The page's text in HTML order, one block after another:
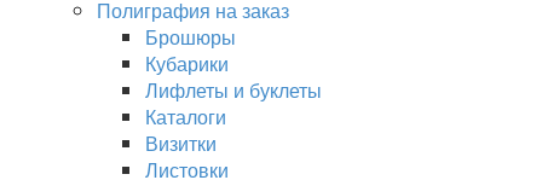
Полиграфия на заказ
Брошюры
Кубарики
Лифлеты и буклеты
Каталоги
Визитки
Листовки